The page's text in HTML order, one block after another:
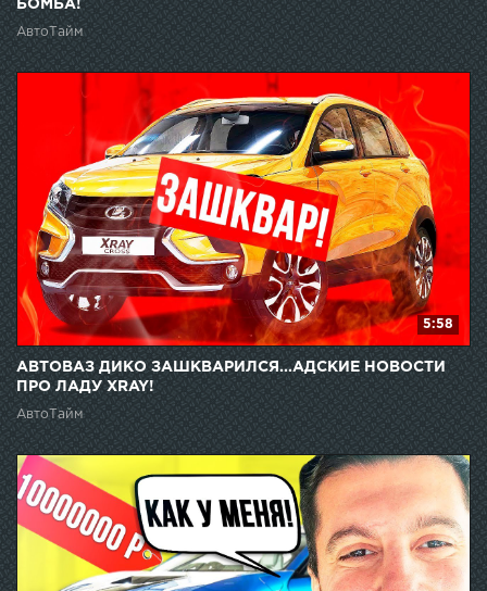
БОМБА!
АвтоТайм
5:58
АВТОВАЗ ДИКО ЗАШКВАРИЛСЯ...АДСКИЕ НОВОСТИ
ПРО ЛАДУ XRAY!
АвтоТайм